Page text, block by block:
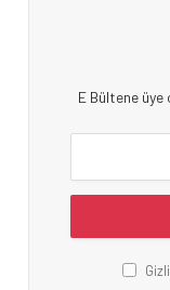
E Bültene